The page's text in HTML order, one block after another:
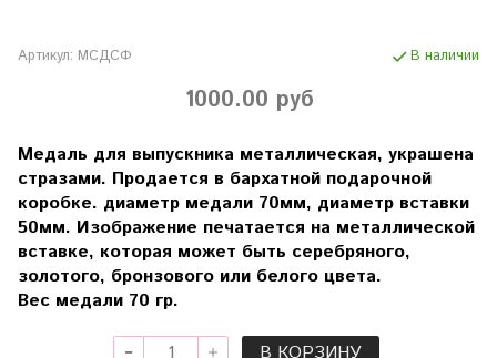
Артикул: МСДСФ В наличии
1000.00 руб
Медаль для выпускника металлическая, украшена
стразами. Продается в бархатной подарочной
коробке. диаметр медали 70мм, диаметр вставки
50мм. Изображение печатается на металлической
вставке, которая может быть серебряного,
золотого, бронзового или белого цвета.
Вес медали 70 гр.